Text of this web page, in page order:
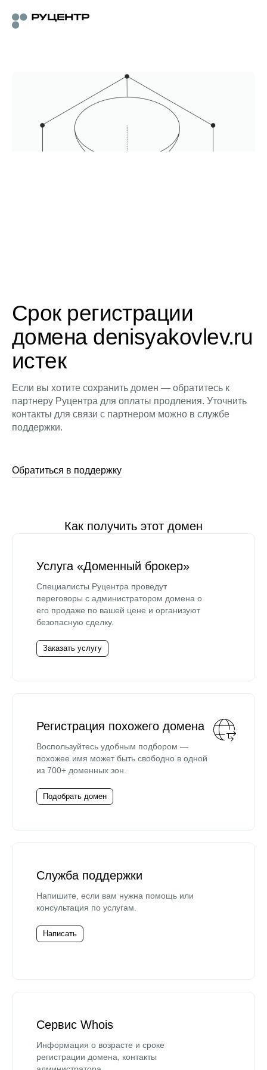
Срок регистрации
домена denisyakovlev.ru
истек
Если вы хотите сохранить домен — обратитесь к
партнеру Руцентра для оплаты продления. Уточнить
контакты для связи с партнером можно в службе
поддержки.
Обратиться в поддержку
Как получить этот домен
Услуга «Доменный брокер»
Специалисты Руцентра проведут
переговоры с администратором домена о
его продаже по вашей цене и организуют
безопасную сделку.
Заказать услугу
Регистрация похожего домена
Воспользуйтесь удобным подбором —
похожее имя может быть свободно в одной
из 700+ доменных зон.
Подобрать домен
Служба поддержки
Напишите, если вам нужна помощь или
консультация по услугам.
Написать
Сервис Whois
Информация о возрасте и сроке
регистрации домена, контакты